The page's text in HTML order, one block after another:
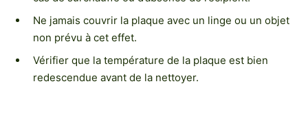
Ne jamais couvrir la plaque avec un linge ou un objet
non prévu à cet effet.
Vérifier que la température de la plaque est bien
redescendue avant de la nettoyer.